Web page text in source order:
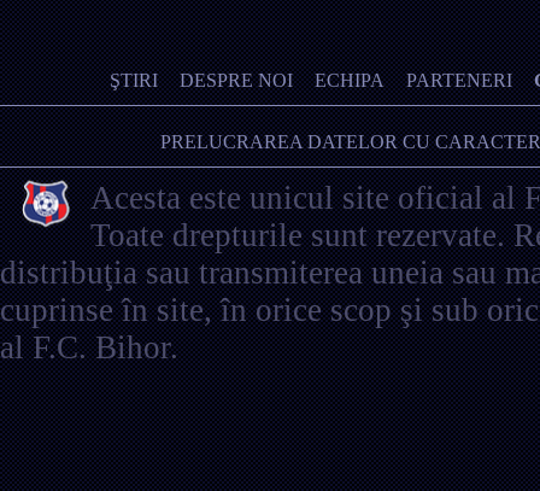
ŞTIRI DESPRE NOI ECHIPA PARTENERI
PRELUCRAREA DATELOR CU
Acesta este unicul site oficial al
Toate drepturile sunt rezervate.
distribuţia sau transmiterea uneia sau
cuprinse în site, în orice scop şi sub
al F.C. Bihor.